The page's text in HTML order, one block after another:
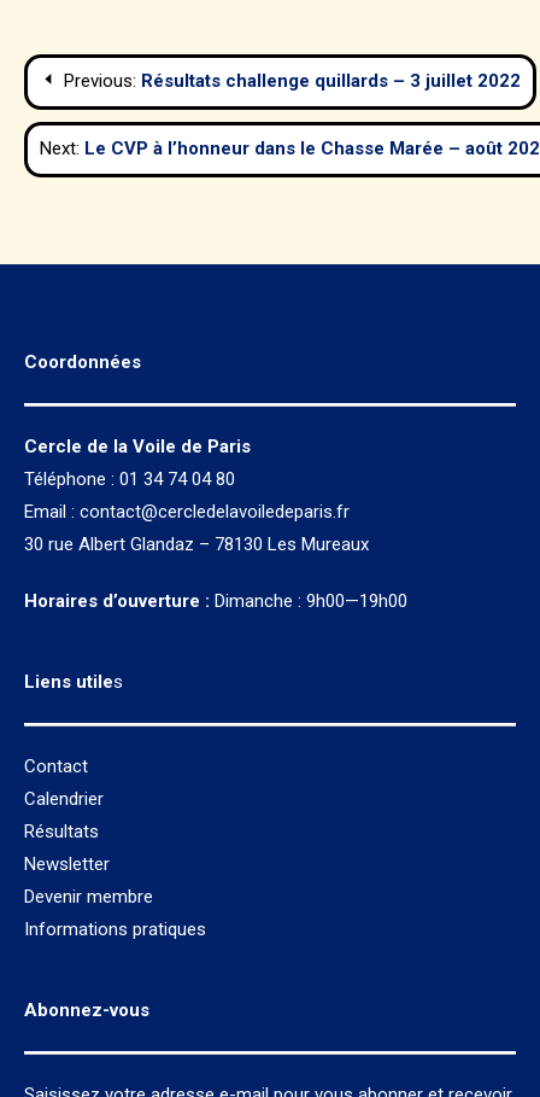
Navigation
de
l’article
Previous: Résultats challenge quillards – 3 juillet 2022
Next: Le CVP à l’honneur dans le Chasse Marée – août
Coordonnées
Cercle de la Voile de Paris
Téléphone : 01 34 74 04 80
Email : contact@cercledelavoiledeparis.fr
30 rue Albert Glandaz – 78130 Les Mureaux
Horaires d’ouverture : Dimanche : 9h00—19h00
Liens utiles
Contact
Calendrier
Résultats
Newsletter
Devenir membre
Informations pratiques
Abonnez-vous